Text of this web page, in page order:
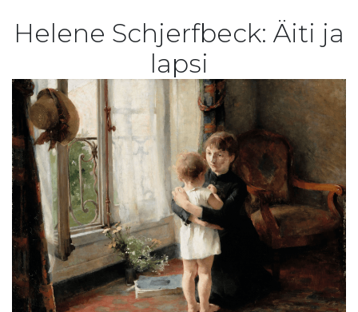
Helene Schjerfbeck: Äiti ja
lapsi